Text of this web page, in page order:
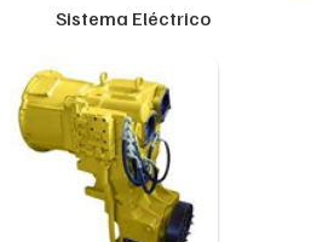
Sistema Eléctrico